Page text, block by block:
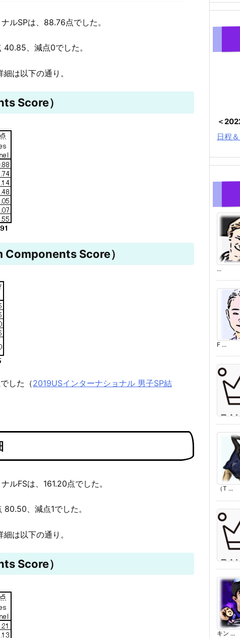
ルSPは、88.76点でした。
、減点0でした。
は以下の通り。
Score）
Components Score）
した（2019USインターナショナル 男子SP結
ルFSは、161.20点でした。
、減点1でした。
は以下の通り。
Score）
＜
日程
...
F ...
（T ...
キン ...